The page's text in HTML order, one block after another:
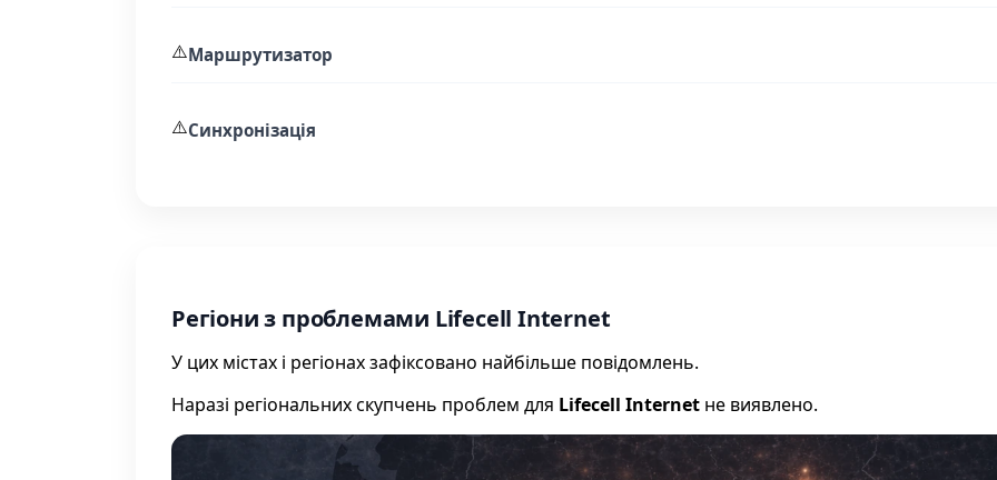
⚠️Маршрутизатор
⚠️Синхронізація
Регіони з проблемами Lifecell Internet
У цих містах і регіонах зафіксовано найбільше повідомлень.
Наразі регіональних скупчень проблем для Lifecell Internet не виявлено.